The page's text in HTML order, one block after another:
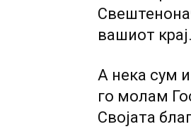
вашиот крај.
А нека сум
го молам
Својата